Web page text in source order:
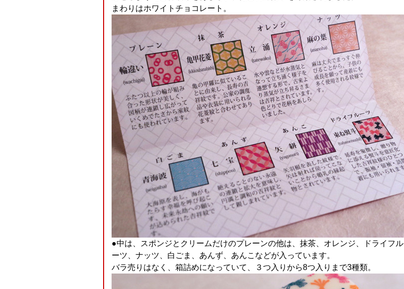
まわりはホワイトチョコレート。
●中は、スポンジとクリームだけのプレーンの他は、抹茶、オレンジ、ドライフル
ーツ、ナッツ、白ごま、あんず、あんこなどが入っています。
バラ売りはなく、箱詰めになっていて、３つ入りから8つ入りまで3種類。